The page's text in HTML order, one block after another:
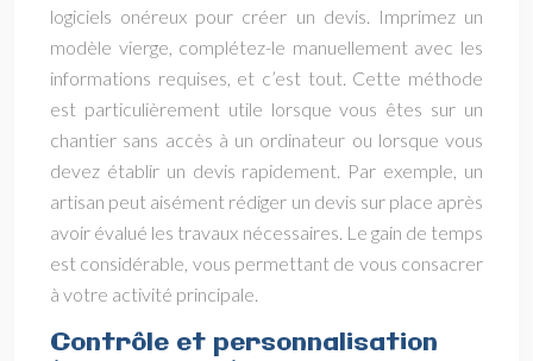
logiciels onéreux pour créer un devis. Imprimez un
modèle vierge, complétez-le manuellement avec les
informations requises, et c’est tout. Cette méthode
est particulièrement utile lorsque vous êtes sur un
chantier sans accès à un ordinateur ou lorsque vous
devez établir un devis rapidement. Par exemple, un
artisan peut aisément rédiger un devis sur place après
avoir évalué les travaux nécessaires. Le gain de temps
est considérable, vous permettant de vous consacrer
à votre activité principale.
Contrôle et personnalisation